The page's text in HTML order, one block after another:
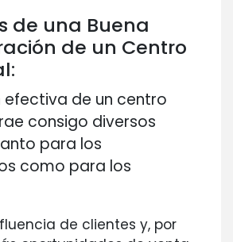
de una Buena
de un Centro
efectiva de un centro
consigo diversos
para los
como para los
de clientes y, por